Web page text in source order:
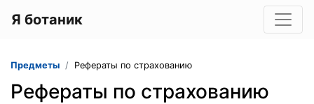
Я ботаник
Предметы Рефераты по страхованию
Рефераты по страхованию